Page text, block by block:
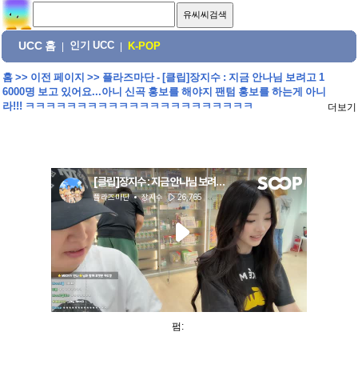
UCC 홈 인기 UCC K-POP
홈>> 이전 페이지 >> 플라즈마단 - [클립]장지수 : 지금 안나님 보려고 1
6000명 보고 있어요...아니 신곡 홍보를 해야지 팬텀 홍보를 하는게 아니
라!!! ㅋㅋㅋㅋㅋㅋㅋㅋㅋㅋㅋㅋㅋㅋㅋㅋㅋㅋㅋㅋㅋㅋ
더보기
펌: